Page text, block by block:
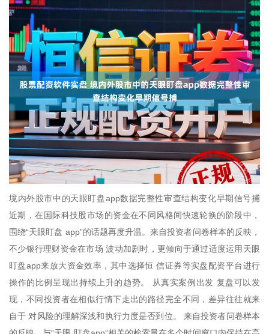
境内外股市中的天眼盯盘app数据完整性审查结构变化早期信号捕
近期，在国际科技股市场的资金在不同风格间快速轮换的阶段中，
围绕“天眼盯盘 app”的话题再度升温。来自投资者问卷样本的反映，
不少银行理财资金在市场 波动加剧时，更倾向于通过适度运用天眼
盯盘app来放大资金效率，其中选择恒 信证券等实盘配资平台进行
操作的比例呈现出持续上升的趋势。 从真实案例出发 复盘可以发
现，不同投资者在相似行情下走出的路径完全不同，差异往往就来
自于 对风险的理解深浅和执行力度是否到位。 来自投资者问卷样本